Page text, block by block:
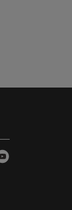
youtube